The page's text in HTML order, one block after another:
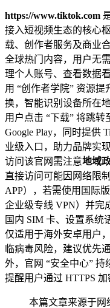
https://www.tiktok.com
接入短视频生态的核心
载、创作者服务及商业
全球热门内容，用户无
理个人账号、查看数据
用 “创作者学院” 资源
换，智能识别设备所在
用户点击 “下载” 将跳转
Google Play，同时提供
业级入口，助力品牌实
访问该官网需注意地域
直接访问可能因网络限
APP），若需使用国际
企业级专线 VPN）并完
国内 SIM 卡、设置系统
仅适用于海外安卓用户
临病毒风险，建议优先
外，官网 “安全中心” 持
提醒用户通过 HTTPS
本篇文章来源于网